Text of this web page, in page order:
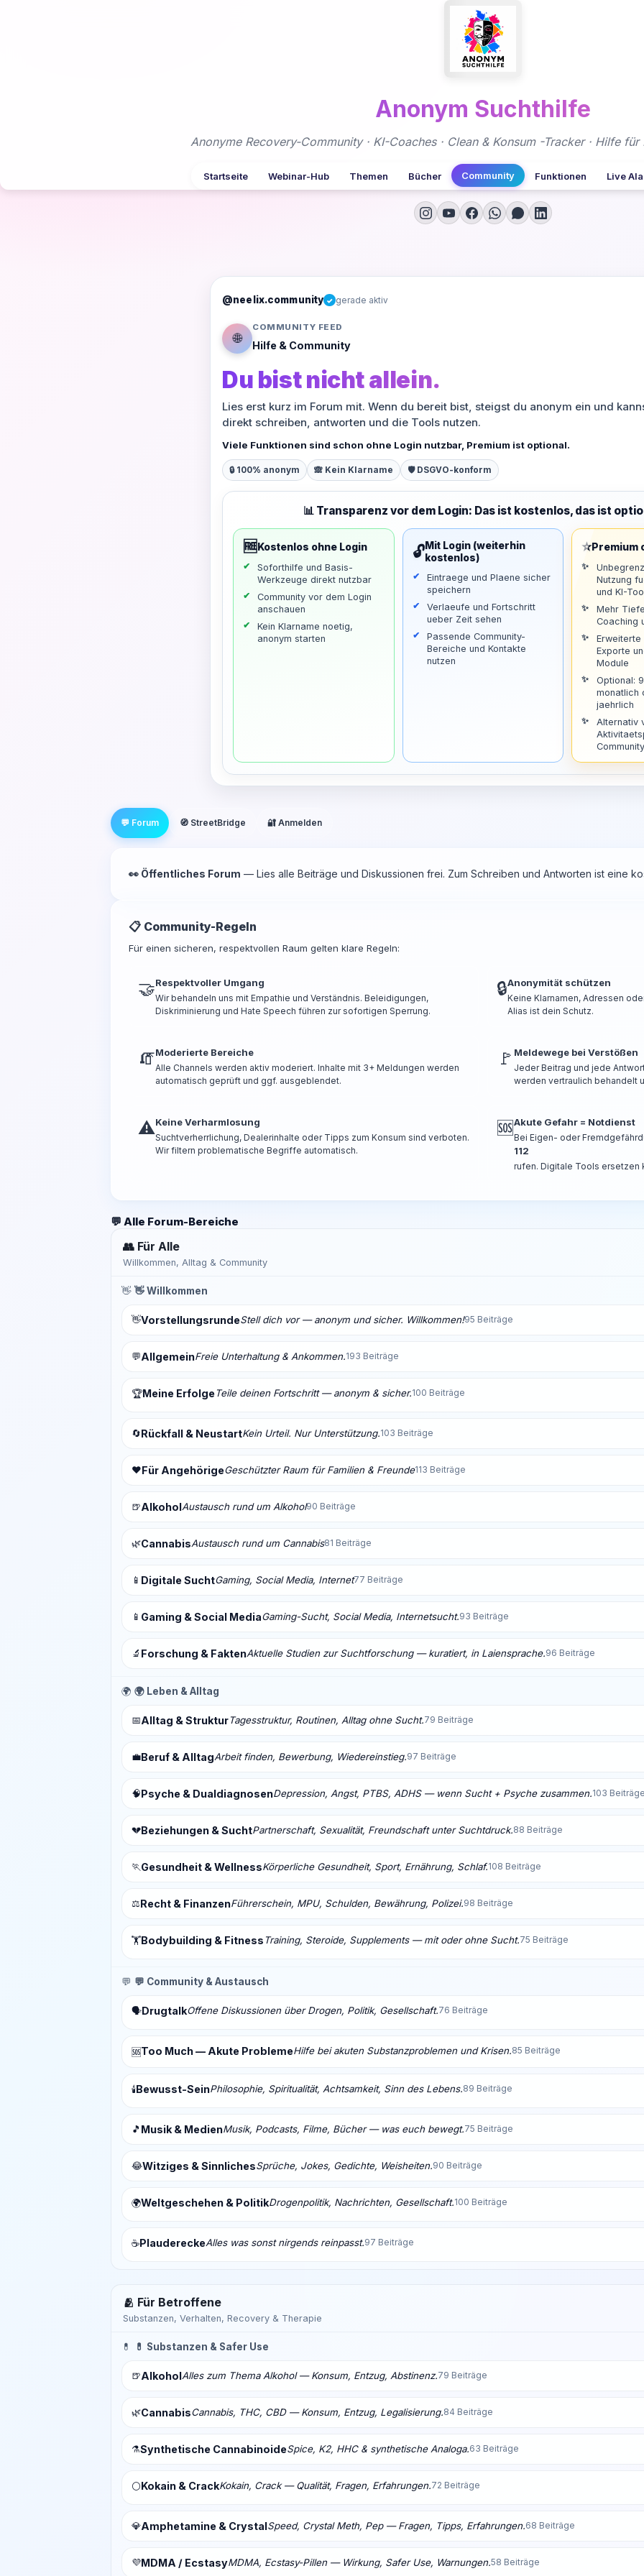
Anonym Suchthilfe
Anonyme Recovery-Community · KI-Coaches · Clean & Konsum -Tracker · Hilfe
Startseite Webinar-Hub Themen Bücher Community Funktionen Live
@neelix.community ✓ gerade aktiv
🌐
COMMUNITY FEED
Hilfe & Community
Du bist nicht allein.
Lies erst kurz im Forum mit. Wenn du bereit bist, steigst du anonym ein und
direkt schreiben, antworten und die Tools nutzen.
Viele Funktionen sind schon ohne Login nutzbar, Premium ist optional.
🔒 100% anonym 🙈 Kein Klarname 🛡️ DSGVO-konform
📊 Transparenz vor dem Login: Das ist kostenlos, das ist
🆓 Kostenlos ohne Login
Soforthilfe und Basis-
Werkzeuge direkt nutzbar
Community vor dem Login
anschauen
Kein Klarname noetig,
anonym starten
🔓Mit Login (weiterhin
kostenlos)
Eintraege und Plaene sicher
speichern
Verlaeufe und Fortschritt
ueber Zeit sehen
Passende Community-
Bereiche und Kontakte
nutzen
⭐Premium
Nutzung
und KI-
Mehr
Coaching
Erweiterte
Exporte
Module
Optional:
monatlich
jaehrlich
Alternativ
💬 Forum 🧭 StreetBridge 🔐 Anmelden
👀 Öffentliches Forum — Lies alle Beiträge und Diskussionen frei. Zum Schreiben und Antworten ist eine
📋 Community-Regeln
Für einen sicheren, respektvollen Raum gelten klare Regeln:
🤝Respektvoller Umgang
Wir behandeln uns mit Empathie und Verständnis. Beleidigungen,
Diskriminierung und Hate Speech führen zur sofortigen Sperrung.
🔒Anonymität schützen
Keine Klarnamen, Adressen
Alias ist dein Schutz.
🧯Moderierte Bereiche
Alle Channels werden aktiv moderiert. Inhalte mit 3+ Meldungen werden
automatisch geprüft und ggf. ausgeblendet.
🚩 Meldewege bei Verstößen
Jeder Beitrag und jede
werden vertraulich behandelt
⚠️Keine Verharmlosung
Suchtverherrlichung, Dealerinhalte oder Tipps zum Konsum sind verboten.
Wir filtern problematische Begriffe automatisch.
🆘Akute Gefahr = Notdienst
Bei Eigen- oder
112
rufen. Digitale Tools ersetzen
💬 Alle Forum-Bereiche
👥 Für Alle
Willkommen, Alltag & Community
👋 👋 Willkommen
👋VorstellungsrundeStell dich vor — anonym und sicher. Willkommen!95 Beiträge
💬AllgemeinFreie Unterhaltung & Ankommen.193 Beiträge
🏆Meine ErfolgeTeile deinen Fortschritt — anonym & sicher.100 Beiträge
🔄Rückfall & NeustartKein Urteil. Nur Unterstützung.103 Beiträge
❤️Für AngehörigeGeschützter Raum für Familien & Freunde113 Beiträge
🍺AlkoholAustausch rund um Alkohol90 Beiträge
🌿CannabisAustausch rund um Cannabis81 Beiträge
📱 Digitale SuchtGaming, Social Media, Internet77 Beiträge
📱 Gaming & Social MediaGaming-Sucht, Social Media, Internetsucht.93 Beiträge
🔬 Forschung & FaktenAktuelle Studien zur Suchtforschung — kuratiert, in Laiensprache.96 Beiträge
🌍 🌍 Leben & Alltag
📅Alltag & StrukturTagesstruktur, Routinen, Alltag ohne Sucht.79 Beiträge
💼Beruf & AlltagArbeit finden, Bewerbung, Wiedereinstieg.97 Beiträge
🧠Psyche & DualdiagnosenDepression, Angst, PTBS, ADHS — wenn Sucht + Psyche zusammen.103
💔Beziehungen & SuchtPartnerschaft, Sexualität, Freundschaft unter Suchtdruck.88 Beiträge
🏃Gesundheit & WellnessKörperliche Gesundheit, Sport, Ernährung, Schlaf.108 Beiträge
⚖️Recht & FinanzenFührerschein, MPU, Schulden, Bewährung, Polizei.98 Beiträge
🏋️Bodybuilding & Fitness Training, Steroide, Supplements — mit oder ohne Sucht.75 Beiträge
💬 💬 Community & Austausch
🗣️DrugtalkOffene Diskussionen über Drogen, Politik, Gesellschaft.76 Beiträge
🆘Too Much — Akute ProblemeHilfe bei akuten Substanzproblemen und Krisen.85 Beiträge
🕯️Bewusst-SeinPhilosophie, Spiritualität, Achtsamkeit, Sinn des Lebens.89 Beiträge
🎵 Musik & MedienMusik, Podcasts, Filme, Bücher — was euch bewegt.75 Beiträge
😂Witziges & SinnlichesSprüche, Jokes, Gedichte, Weisheiten.90 Beiträge
🌍Weltgeschehen & PolitikDrogenpolitik, Nachrichten, Gesellschaft.100 Beiträge
☕PlaudereckeAlles was sonst nirgends reinpasst.97 Beiträge
🫂 Für Betroffene
Substanzen, Verhalten, Recovery & Therapie
💊 💊 Substanzen & Safer Use
🍺AlkoholAlles zum Thema Alkohol — Konsum, Entzug, Abstinenz.79 Beiträge
🌿CannabisCannabis, THC, CBD — Konsum, Entzug, Legalisierung.84 Beiträge
⚗️Synthetische CannabinoideSpice, K2, HHC & synthetische Analoga.63 Beiträge
⚪Kokain & CrackKokain, Crack — Qualität, Fragen, Erfahrungen.72 Beiträge
💎Amphetamine & CrystalSpeed, Crystal Meth, Pep — Fragen, Tipps, Erfahrungen.68 Beiträge
💜MDMA / EcstasyMDMA, Ecstasy-Pillen — Wirkung, Safer Use, Warnungen.58 Beiträge